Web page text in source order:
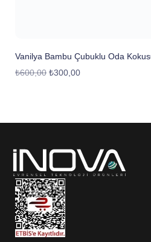
Vanilya Bambu Çubuklu Oda
₺600,00 ₺300,00